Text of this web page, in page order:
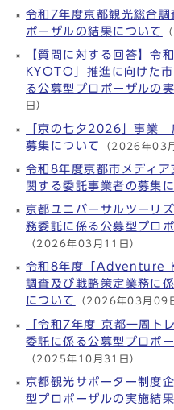
令和7年度京都観光総合
ポーザルの結果について
【質問に対する回答】
KYOTO」推進に向けた
る公募型プロポーザルの
日）
「京の七夕2026」事業
募集について
（2026年03
令和8年度京都市メディ
関する委託事業者の募集
京都ユニバーサルツーリ
務委託に係る公募型プロ
（2026年03月11日）
令和8年度「Adventure
調査及び戦略策定業務に
について
（2026年03月09
「令和7年度 京都一周ト
委託に係る公募型プロポ
（2025年10月31日）
京都観光サポーター制度
型プロポーザルの実施結